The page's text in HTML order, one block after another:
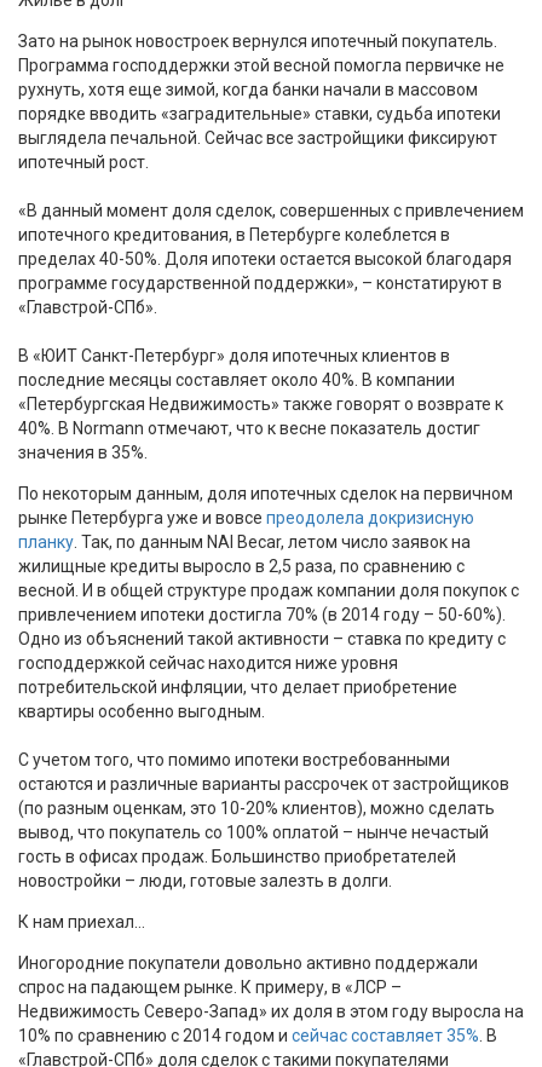
Зато на рынок новостроек вернулся ипотечный покупатель.
Программа господдержки этой весной помогла первичке не
рухнуть, хотя еще зимой, когда банки начали в массовом
порядке вводить «заградительные» ставки, судьба ипотеки
выглядела печальной. Сейчас все застройщики фиксируют
ипотечный рост.
«В данный момент доля сделок, совершенных с привлечением
ипотечного кредитования, в Петербурге колеблется в
пределах 40-50%. Доля ипотеки остается высокой благодаря
программе государственной поддержки», – констатируют в
«Главстрой-СПб».
В «ЮИТ Санкт-Петербург» доля ипотечных клиентов в
последние месяцы составляет около 40%. В компании
«Петербургская Недвижимость» также говорят о возврате к
40%. В Normann отмечают, что к весне показатель достиг
значения в 35%.
По некоторым данным, доля ипотечных сделок на первичном
рынке Петербурга уже и вовсе преодолела докризисную
планку . Так, по данным NAI Becar, летом число заявок на
жилищные кредиты выросло в 2,5 раза, по сравнению с
весной. И в общей структуре продаж компании доля покупок с
привлечением ипотеки достигла 70% (в 2014 году – 50-60%).
Одно из объяснений такой активности – ставка по кредиту с
господдержкой сейчас находится ниже уровня
потребительской инфляции, что делает приобретение
квартиры особенно выгодным.
С учетом того, что помимо ипотеки востребованными
остаются и различные варианты рассрочек от застройщиков
(по разным оценкам, это 10-20% клиентов), можно сделать
вывод, что покупатель со 100% оплатой – нынче нечастый
гость в офисах продаж. Большинство приобретателей
новостройки – люди, готовые залезть в долги.
К нам приехал…
Иногородние покупатели довольно активно поддержали
спрос на падающем рынке. К примеру, в «ЛСР –
Недвижимость Северо-Запад» их доля в этом году выросла на
10% по сравнению с 2014 годом и сейчас составляет 35% . В
«Главстрой-СПб» доля сделок с такими покупателями